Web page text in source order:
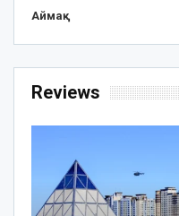
Аймақ
Reviews